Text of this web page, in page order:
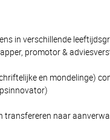
in verschillende
promotor &
en mondelinge)
naar